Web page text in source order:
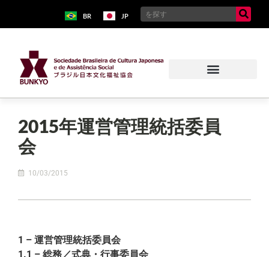
BR JP
2015年運営管理統括委員
会
10/03/2015
1 – 運営管理統括委員会
1.1 – 総務／式典・行事委員会